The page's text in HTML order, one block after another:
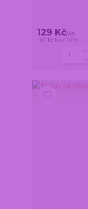
129 Kč/ks
107 Kč bez DPH